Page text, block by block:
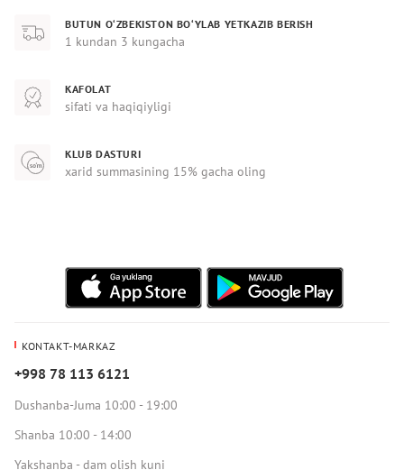
BUTUN O‘ZBEKISTON BO‘YLAB YETKAZIB BERISH
1 kundan 3 kungacha
KAFOLAT
sifati va haqiqiyligi
KLUB DASTURI
xarid summasining 15% gacha oling
KONTAKT-MARKAZ
+998 78 113 6121
Dushanba-Juma 10:00 - 19:00
Shanba 10:00 - 14:00
Yakshanba - dam olish kuni